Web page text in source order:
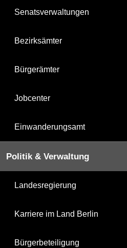
Senatsverwaltungen
Bezirksämter
Bürgerämter
Jobcenter
Einwanderungsamt
Politik & Verwaltung
Landesregierung
Karriere im Land Berlin
Bürgerbeteiligung